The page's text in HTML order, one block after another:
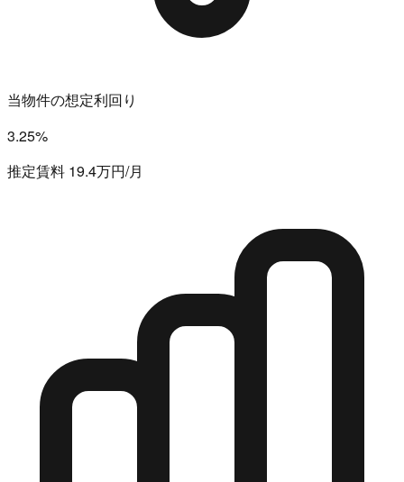
当物件の想定利回り
3.25%
推定賃料 19.4万円/月